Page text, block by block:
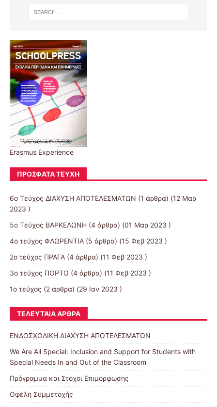
Erasmus Experience
ΠΡΌΣΦΑΤΑ ΤΕΎΧΗ
6ο Τεύχος ΔΙΑΧΥΣΗ ΑΠΟΤΕΛΕΣΜΑΤΩΝ (1 άρθρα) (12 Μαρ
2023 )
5ο Τεύχος ΒΑΡΚΕΛΩΝΗ (4 άρθρα) (01 Μαρ 2023 )
4ο τεύχος ΦΛΩΡΕΝΤΙΑ (5 άρθρα) (15 Φεβ 2023 )
2ο τεύχος ΠΡΑΓΑ (4 άρθρα) (11 Φεβ 2023 )
3ο τεύχος ΠΟΡΤΟ (4 άρθρα) (11 Φεβ 2023 )
1ο τεύχος (2 άρθρα) (29 Ιαν 2023 )
ΤΕΛΕΥΤΑΊΑ ΆΡΘΡΑ
ΕΝΔΟΣΧΟΛΙΚΗ ΔΙΑΧΥΣΗ ΑΠΟΤΕΛΕΣΜΑΤΩΝ
We Are All Special: Inclusion and Support for Students with
Special Needs In and Out of the Classroom
Πρόγραμμα και Στόχοι Επιμόρφωσης
Οφέλη Συμμετοχής